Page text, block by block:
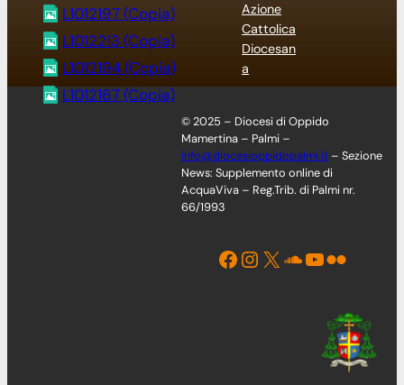
L1012197 (Copia)
L1012213 (Copia)
L1012194 (Copia)
L1012167 (Copia)
Azione
Cattolica
Diocesan
a
© 2025 – Diocesi di Oppido
Mamertina – Palmi –
info@diocesioppidopalmi.it – Sezione
News: Supplemento online di
AcquaViva – Reg.Trib. di Palmi nr.
66/1993
Facebook Instagram X Soundcloud YouTube Flickr